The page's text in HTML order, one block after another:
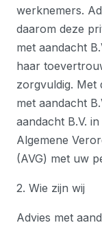
werknemers.
daarom deze
met aandacht
haar
zorgvuldig. Met
met aandacht
aandacht B.V.
Algemene
(AVG) met uw
2. Wie zijn wij
Advies met